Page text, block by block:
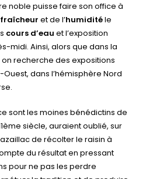
noble puisse faire son office à
fraîcheur et de l’humiditéle
cours d’eau et l’exposition
midi. Ainsi, alors que dans la
recherche des expositions
Ouest, dans l’hémisphère Nord
sont les moines bénédictins de
siècle, auraient oublié, sur
de récolter le raisin à
du résultat en pressant
pour ne pas les perdre